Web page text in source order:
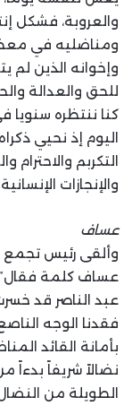
والعروبة، فشكل
ومناضليه في
وإخوانه الذين لم
للحق والعدالة
كنا ننتظره
اليوم إذ نحيي
التكربم والاحترام
والإنجازات
عساف
وألقى رئيس تجمع
عساف كلمة فقال”
عبد الناصر قد
فقدنا الوجه
بأمانة القائد
نضالاً شريفاً بدءاً
الطويلة من